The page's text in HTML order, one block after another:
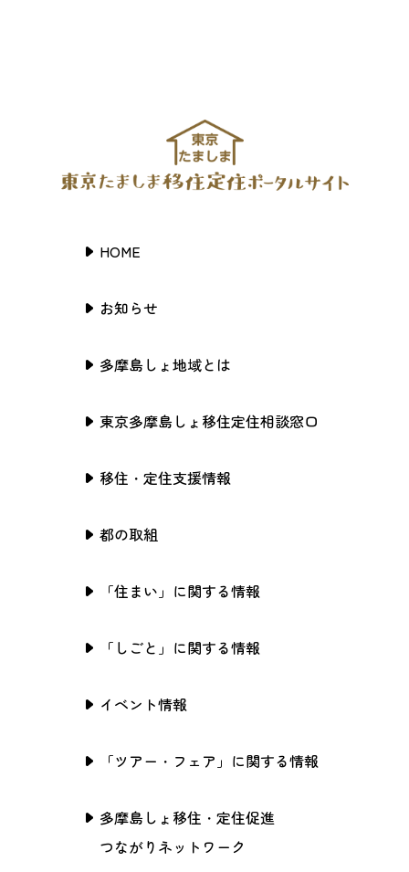
HOME
お知らせ
多摩島しょ地域とは
東京多摩島しょ移住定住相談窓口
移住・定住支援情報
都の取組
「住まい」に関する情報
「しごと」に関する情報
イベント情報
「ツアー・フェア」に関する情報
多摩島しょ移住・定住促進
つながりネットワーク